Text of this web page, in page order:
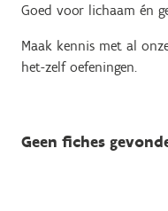
Goed voor lichaam én
Maak kennis met al
het-zelf oefeningen.
Geen fiches